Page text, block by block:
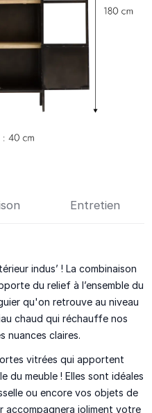
Entretien
indus’ ! La combinaison
du relief à l’ensemble du
qu'on retrouve au niveau
chaud qui réchauffe nos
nuances claires.
vitrées qui apportent
du meuble ! Elles sont idéales
ou encore vos objets de
accompagnera joliment votre